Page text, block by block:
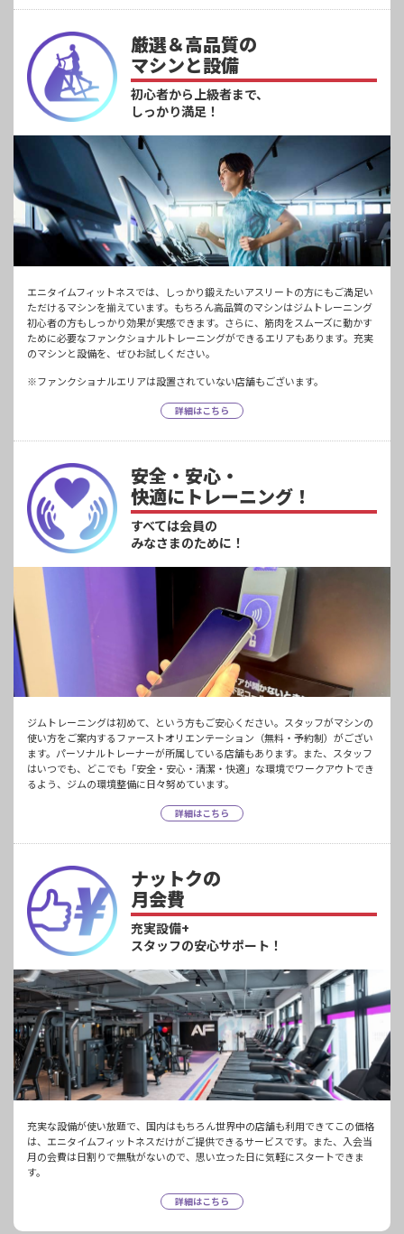
厳選＆高品質の
マシンと設備
初心者から上級者まで、
しっかり満足！
エニタイムフィットネスでは、しっかり鍛えたいアスリートの方にもご満足い
ただけるマシンを揃えています。もちろん高品質のマシンはジムトレーニング
初心者の方もしっかり効果が実感できます。さらに、筋肉をスムーズに動かす
ために必要なファンクショナルトレーニングができるエリアもあります。充実
のマシンと設備を、ぜひお試しください。
※ファンクショナルエリアは設置されていない店舗もございます。
詳細はこちら
安全・安心・
快適にトレーニング！
すべては会員の
みなさまのために！
ジムトレーニングは初めて、という方もご安心ください。スタッフがマシンの
使い方をご案内するファーストオリエンテーション（無料・予約制）がござい
ます。パーソナルトレーナーが所属している店舗もあります。また、スタッフ
はいつでも、どこでも「安全・安心・清潔・快適」な環境でワークアウトでき
るよう、ジムの環境整備に日々努めています。
詳細はこちら
ナットクの
月会費
充実設備+
スタッフの安心サポート！
充実な設備が使い放題で、国内はもちろん世界中の店舗も利用できてこの価格
は、エニタイムフィットネスだけがご提供できるサービスです。また、入会当
月の会費は日割りで無駄がないので、思い立った日に気軽にスタートできま
す。
詳細はこちら